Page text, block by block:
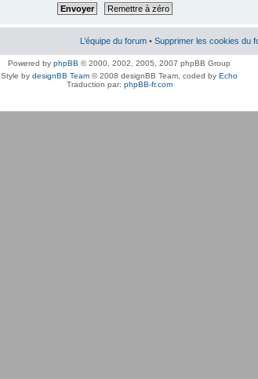
L’équipe du forum • Supprimer les cookies du
Powered by phpBB © 2000, 2002, 2005, 2007 phpBB Group
Style by designBB Team © 2008 designBB Team, coded by Echo
Traduction par: phpBB-fr.com